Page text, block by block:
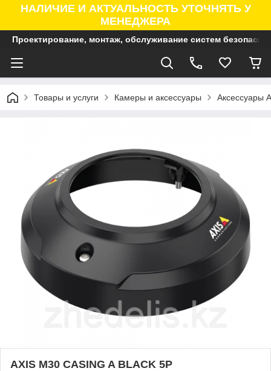
НАЛИЧИЕ И АКТУАЛЬНОСТЬ УТОЧНЯТЬ У
МЕНЕДЖЕРА
Проектирование, монтаж, обслуживание систем
Товары и услуги Камеры и аксессуары Аксессуары
AXIS M30 CASING A BLACK 5P